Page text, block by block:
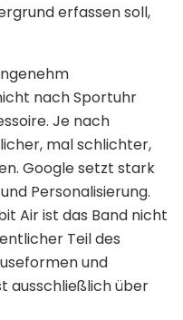
erfassen soll,
nach Sportuhr
Je nach
mal schlichter,
Google setzt stark
Personalisierung.
Air ist das Band nicht
Teil des
und
ausschließlich über